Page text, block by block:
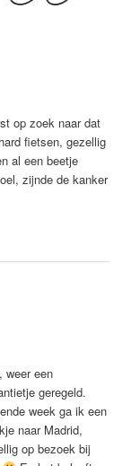
op zoek naar dat
fietsen, gezellig
al een beetje
zijnde de kanker
weer een
geregeld.
week ga ik een
naar Madrid,
op bezoek bij